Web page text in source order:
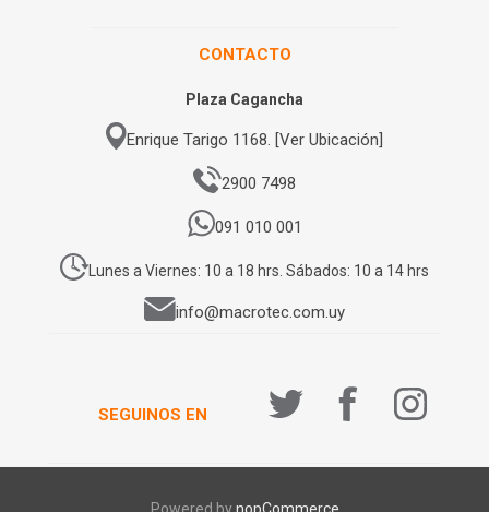
CONTACTO
Plaza Cagancha
Enrique Tarigo 1168. [Ver Ubicación]
2900 7498
091 010 001
Lunes a Viernes: 10 a 18 hrs. Sábados: 10 a 14 hrs
info@macrotec.com.uy
SEGUINOS EN
Powered bynopCommerce